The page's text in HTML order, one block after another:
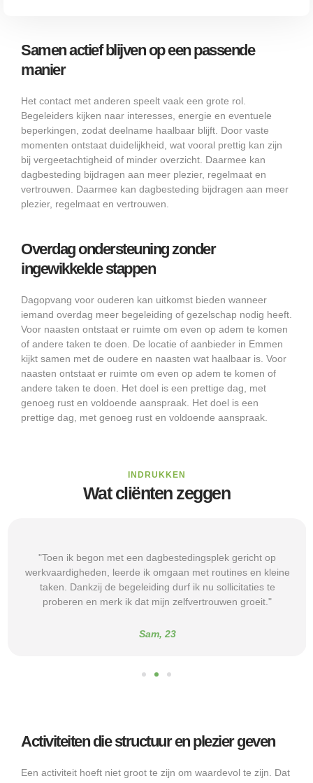
Samen actief blijven op een passende
manier
Het contact met anderen speelt vaak een grote rol.
Begeleiders kijken naar interesses, energie en eventuele
beperkingen, zodat deelname haalbaar blijft. Door vaste
momenten ontstaat duidelijkheid, wat vooral prettig kan zijn
bij vergeetachtigheid of minder overzicht. Daarmee kan
dagbesteding bijdragen aan meer plezier, regelmaat en
vertrouwen. Daarmee kan dagbesteding bijdragen aan meer
plezier, regelmaat en vertrouwen.
Overdag ondersteuning zonder
ingewikkelde stappen
Dagopvang voor ouderen kan uitkomst bieden wanneer
iemand overdag meer begeleiding of gezelschap nodig heeft.
Voor naasten ontstaat er ruimte om even op adem te komen
of andere taken te doen. De locatie of aanbieder in Emmen
kijkt samen met de oudere en naasten wat haalbaar is. Voor
naasten ontstaat er ruimte om even op adem te komen of
andere taken te doen. Het doel is een prettige dag, met
genoeg rust en voldoende aanspraak. Het doel is een
prettige dag, met genoeg rust en voldoende aanspraak.
INDRUKKEN
Wat cliënten zeggen
"Toen ik begon met een dagbestedingsplek gericht op
werkvaardigheden, leerde ik omgaan met routines en kleine
taken. Dankzij de begeleiding durf ik nu sollicitaties te
proberen en merk ik dat mijn zelfvertrouwen groeit."
Sam, 23
Activiteiten die structuur en plezier geven
Een activiteit hoeft niet groot te zijn om waardevol te zijn. Dat